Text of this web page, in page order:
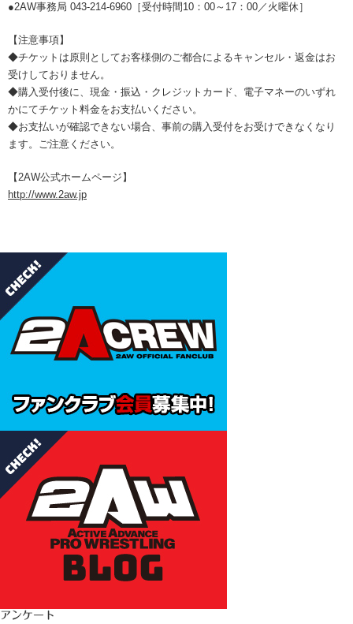
●2AW事務局 043-214-6960［受付時間10：00～17：00／火曜休］
【注意事項】
◆チケットは原則としてお客様側のご都合によるキャンセル・返金はお
受けしておりません。
◆購入受付後に、現金・振込・クレジットカード、電子マネーのいずれ
かにてチケット料金をお支払いください。
◆お支払いが確認できない場合、事前の購入受付をお受けできなくなり
ます。ご注意ください。
【2AW公式ホームページ】
http://www.2aw.jp
アンケート